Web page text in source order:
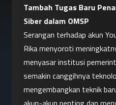
Tambah Tugas Baru
Siber dalam OMSP
Serangan terhadap akun
Rika menyoroti
menyasar institusi
semakin canggihnya
mengembangkan teknik